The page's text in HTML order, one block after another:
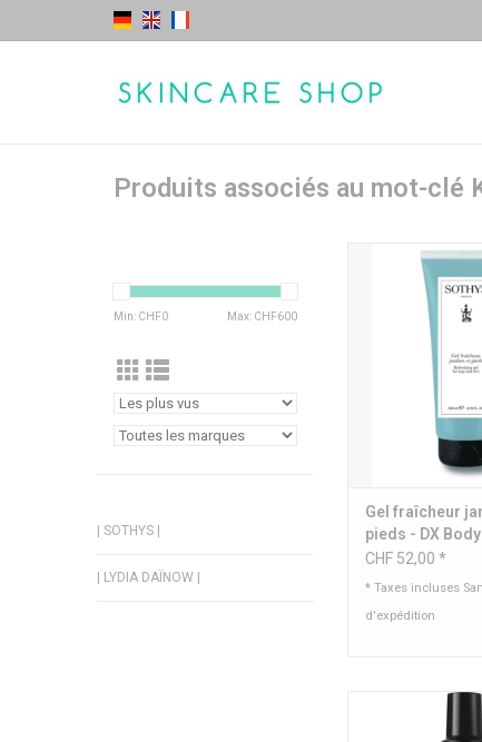
Produits associés au mot-clé
Min: CHF0 Max: CHF600
| SOTHYS |
| LYDIA DAÏNOW |
200
AJOUTER AU
Gel fraîcheur
pieds - DX
CHF 52,00 *
* Taxes incluses
d'expédition
Huile sublimatrice
cheveux